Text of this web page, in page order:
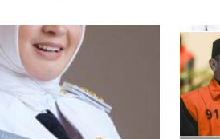
Perselisihan